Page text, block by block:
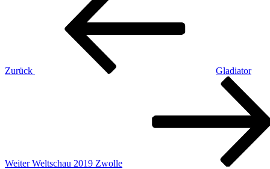
Zurück
Gladiator
Weiter Weltschau 2019 Zwolle